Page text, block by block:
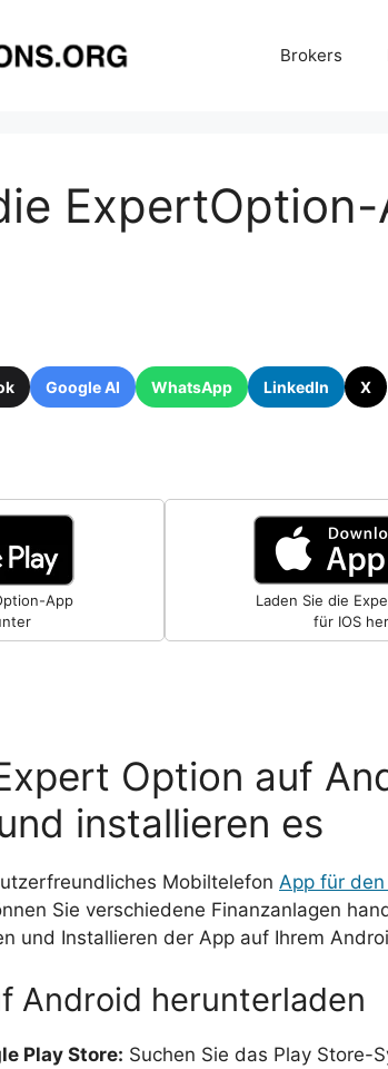
Brokers
Google AI WhatsApp LinkedIn X
App
Laden Sie die
für IOS
Option auf
installieren es
Mobiltelefon App für
Sie verschiedene Finanzanlagen
und Installieren der App auf Ihrem
Android herunterladen
Play Store: Suchen Sie das Play Store-